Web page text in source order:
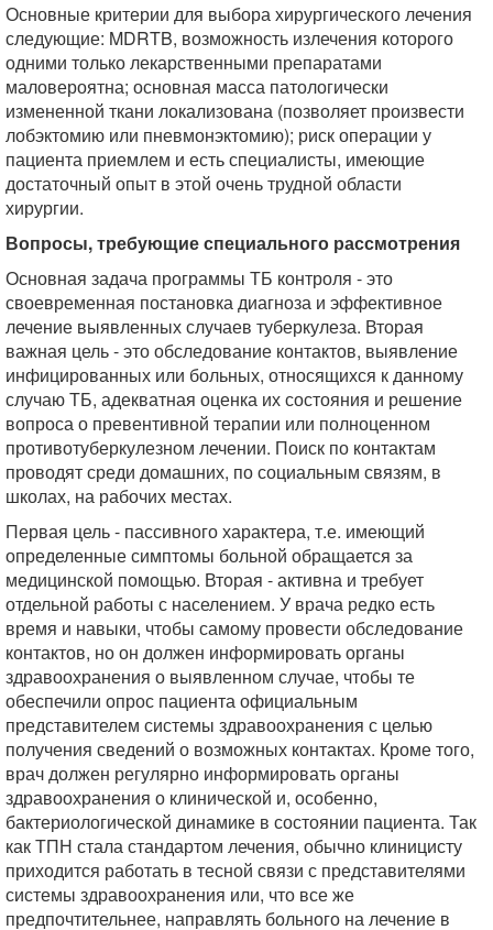
Основные критерии для выбора хирургического лечения
следующие: MDRTB, возможность излечения которого
одними только лекарственными препаратами
маловероятна; основная масса патологически
измененной ткани локализована (позволяет произвести
лобэктомию или пневмонэктомию); риск операции у
пациента приемлем и есть специалисты, имеющие
достаточный опыт в этой очень трудной области
хирургии.
Вопросы, требующие специального рассмотрения
Основная задача программы ТБ контроля - это
своевременная постановка диагноза и эффективное
лечение выявленных случаев туберкулеза. Вторая
важная цель - это обследование контактов, выявление
инфицированных или больных, относящихся к данному
случаю ТБ, адекватная оценка их состояния и решение
вопроса о превентивной терапии или полноценном
противотуберкулезном лечении. Поиск по контактам
проводят среди домашних, по социальным связям, в
школах, на рабочих местах.
Первая цель - пассивного характера, т.е. имеющий
определенные симптомы больной обращается за
медицинской помощью. Вторая - активна и требует
отдельной работы с населением. У врача редко есть
время и навыки, чтобы самому провести обследование
контактов, но он должен информировать органы
здравоохранения о выявленном случае, чтобы те
обеспечили опрос пациента официальным
представителем системы здравоохранения с целью
получения сведений о возможных контактах. Кроме того,
врач должен регулярно информировать органы
здравоохранения о клинической и, особенно,
бактериологической динамике в состоянии пациента. Так
как ТПН стала стандартом лечения, обычно клиницисту
приходится работать в тесной связи с представителями
системы здравоохранения или, что все же
предпочтительнее, направлять больного на лечение в